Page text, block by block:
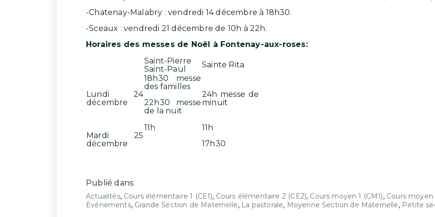
-Chatenay-Malabry : vendredi 14 décembre à 18h30.
-Sceaux : vendredi 21 décembre de 10h à 22h.
Horaires des messes de Noël à Fontenay-aux-roses:
Saint-Pierre
Saint-Paul
Sainte Rita
Lundi 24
décembre
18h30 messe
des familles
22h30 messe
de la nuit
24h messe de
minuit
Mardi 25
décembre
11h
11h
17h30
Publié dans:
Actualités, Cours élémentaire 1 (CE1), Cours élémentaire 2 (CE2), Cours moyen 1 (CM1), Cours moyen
Evènements, Grande Section de Maternelle, La pastorale, Moyenne Section de Maternelle, Petite